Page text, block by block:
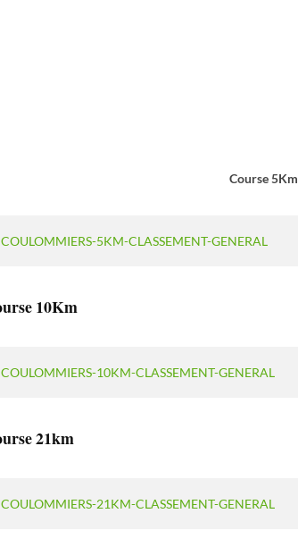
Course 5Km
COULOMMIERS-5KM-CLASSEMENT-GENERAL
10Km
COULOMMIERS-10KM-CLASSEMENT-GENERAL
21km
COULOMMIERS-21KM-CLASSEMENT-GENERAL